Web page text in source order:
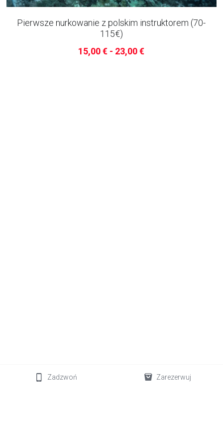
welovelanzarote.office@gmail.com
We Love Lanzarote
Pierwsze nurkowanie z polskim instruktorem (70-
115€)
15,00 € - 23,00 €
Zadzwoń Zarezerwuj